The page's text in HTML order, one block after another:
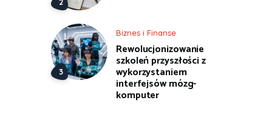
Biznes i Finanse
Rewolucjonizowanie
szkoleń przyszłości z
wykorzystaniem
interfejsów mózg-
komputer